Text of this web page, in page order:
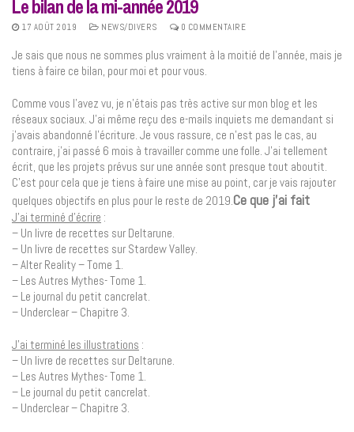
Rechercher :
Le bilan de la mi-année 2019
17 AOÛT 2019 NEWS/DIVERS 0 COMMENTAIRE
Je sais que nous ne sommes plus vraiment à la moitié de l’année, mais je
tiens à faire ce bilan, pour moi et pour vous.
Comme vous l’avez vu, je n’étais pas très active sur mon blog et les
réseaux sociaux. J’ai même reçu des e-mails inquiets me demandant si
j’avais abandonné l’écriture. Je vous rassure, ce n’est pas le cas, au
contraire, j’ai passé 6 mois à travailler comme une folle. J’ai tellement
écrit, que les projets prévus sur une année sont presque tout aboutit.
C’est pour cela que je tiens à faire une mise au point, car je vais rajouter
quelques objectifs en plus pour le reste de 2019.Ce que j’ai fait
J’ai terminé d’écrire :
– Un livre de recettes sur Deltarune.
– Un livre de recettes sur Stardew Valley.
– Alter Reality – Tome 1.
– Les Autres Mythes- Tome 1.
– Le journal du petit cancrelat.
– Underclear – Chapitre 3.
J’ai terminé les illustrations :
– Un livre de recettes sur Deltarune.
– Les Autres Mythes- Tome 1.
– Le journal du petit cancrelat.
– Underclear – Chapitre 3.